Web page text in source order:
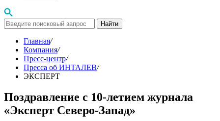
Найти
Главная/
Компания/
Пресс-центр/
Пресса об ИНТАЛЕВ/
ЭКСПЕРТ
Поздравление с 10-летием журнала
«Эксперт Северо-Запад»